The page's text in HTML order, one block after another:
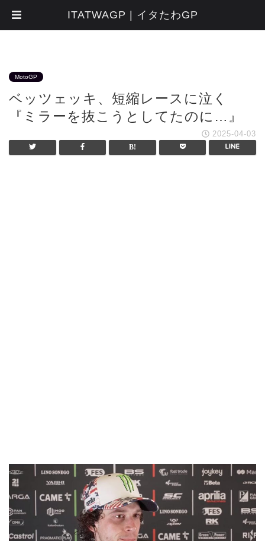
MotoGP
ベッツェッキ、短縮レースに泣く
『ミラーを抜こうとしてたのに…』
2025-04-03
ITATWAGP | イタたわGP